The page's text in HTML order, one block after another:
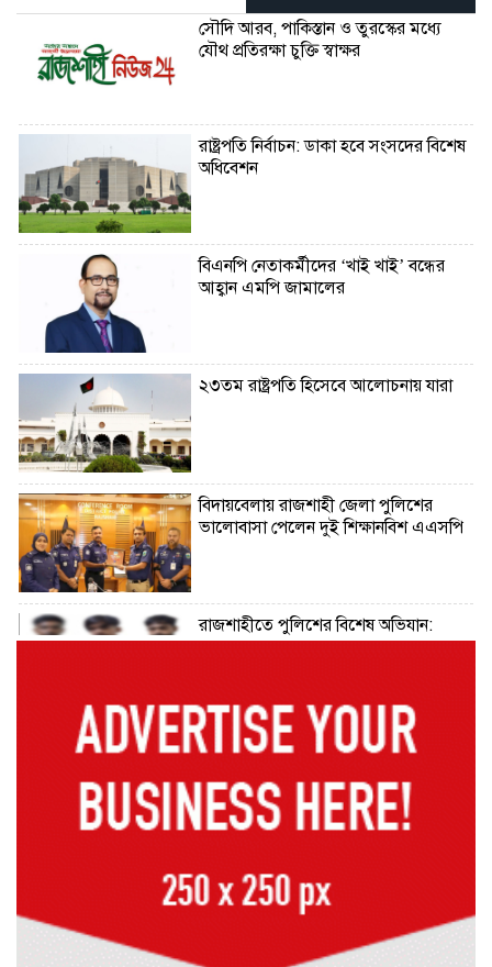
সৌদি আরব, পাকিস্তান ও তুরস্কের মধ্যে
যৌথ প্রতিরক্ষা চুক্তি স্বাক্ষর
রাষ্ট্রপতি নির্বাচন: ডাকা হবে সংসদের বিশেষ
অধিবেশন
বিএনপি নেতাকর্মীদের ‘খাই খাই’ বন্ধের
আহ্বান এমপি জামালের
২৩তম রাষ্ট্রপতি হিসেবে আলোচনায় যারা
বিদায়বেলায় রাজশাহী জেলা পুলিশের
ভালোবাসা পেলেন দুই শিক্ষানবিশ এএসপি
রাজশাহীতে পুলিশের বিশেষ অভিযান:
নদীদূষণ রোধে সমন্বিত পদক্ষেপ গ্রহণে
উদ্যোক্তাকে সম্মাননা দিলেন সিটি প্রশাসক